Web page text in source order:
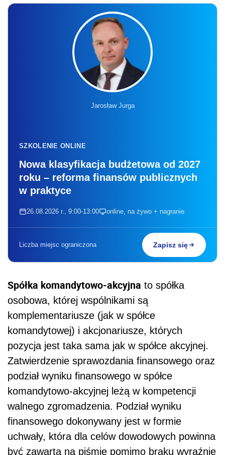
Jarosław Jurga
SZKOLENIE ONLINE
Nowa klasyfikacja budżetowa od 2027
roku – reforma finansów publicznych
w praktyce
26.08.2026 r., 9:00-13:00 online, na żywo + nagranie
Liczba miejsc ograniczona Zapisz się
Spółka komandytowo-akcyjna to spółka
osobowa, której wspólnikami są
komplementariusze (jak w spółce
komandytowej) i akcjonariusze, których
pozycja jest taka sama jak w spółce akcyjnej.
Zatwierdzenie sprawozdania finansowego oraz
podział wyniku finansowego w spółce
komandytowo-akcyjnej leżą w kompetencji
walnego zgromadzenia. Podział wyniku
finansowego dokonywany jest w formie
uchwały, która dla celów dowodowych powinna
być zawarta na piśmie pomimo braku wyraźnie